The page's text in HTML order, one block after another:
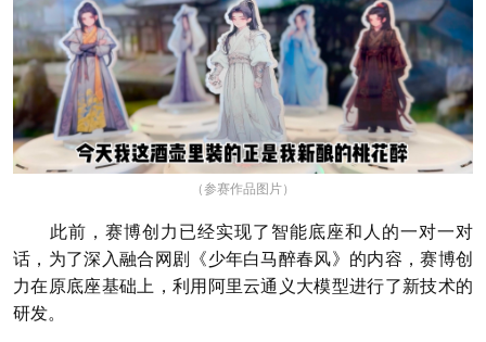
（参赛作品图片）
此前，赛博创力已经实现了智能底座和人的一对一对
话，为了深入融合网剧《少年白马醉春风》的内容，赛博创
力在原底座基础上，利用阿里云通义大模型进行了新技术的
研发。